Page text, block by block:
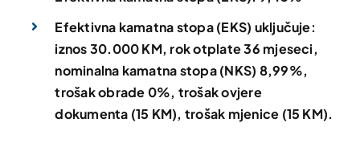
Efektivna kamatna stopa (EKS) uključuje:
iznos 30.000 KM, rok otplate 36 mjeseci,
nominalna kamatna stopa (NKS) 8,99%,
trošak obrade 0%, trošak ovjere
dokumenta (15 KM), trošak mjenice (15 KM).